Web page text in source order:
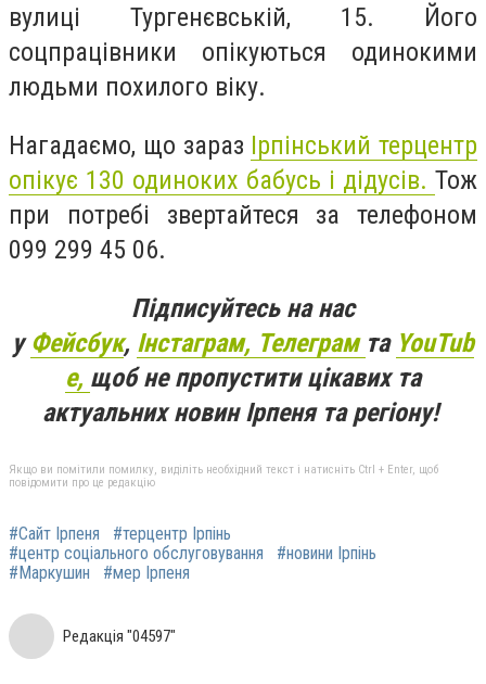
вулиці Тургенєвській, 15. Його
соцпрацівники опікуються одинокими
людьми похилого віку.
Нагадаємо, що зараз Ірпінський терцентр
опікує 130 одиноких бабусь і дідусів. Тож
при потребі звертайтеся за телефоном
099 299 45 06.
Підписуйтесь на нас
уФейсбук, Інстаграм, Телеграм та YouTub
e, щоб не пропустити цікавих та
актуальних новин Ірпеня та регіону!
Якщо ви помітили помилку, виділіть необхідний текст і натисніть Ctrl + Enter, щоб
повідомити про це редакцію
#Сайт Ірпеня
#терцентр Ірпінь
#центр соціального обслуговування
#новини Ірпінь
#Маркушин
#мер Ірпеня
Редакція "04597"